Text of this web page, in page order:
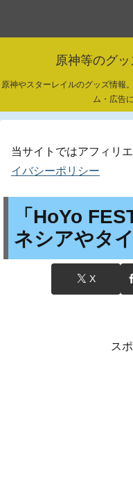
原神等のグッ
原神やスターレイルのグッズ情報
ム・広告
当サイトではアフィリ
イバシーポリシー
「HoYo
ネシアやタ
X
ス